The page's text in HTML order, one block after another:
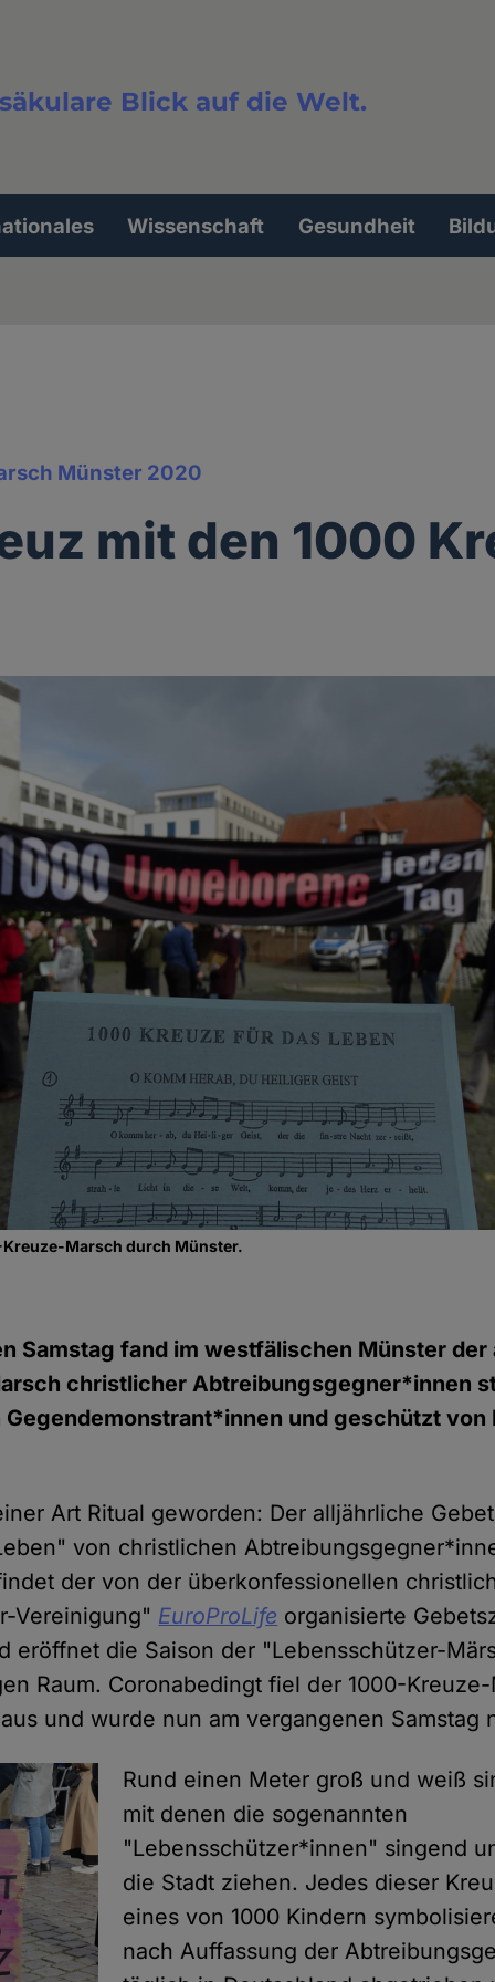
Blick auf die Welt.
Wissenschaft Gesundheit
Münster 2020
mit den 1000
Marsch durch Münster.
Samstag fand im westfälischen Münster der
christlicher Abtreibungsgegner*innen
und geschützt von
Art Ritual geworden: Der alljährliche
von christlichen
der von der überkonfessionellen
Vereinigung" EuroProLife organisierte
eröffnet die Saison der "Lebensschützer-
Raum. Coronabedingt fiel der 1000-
und wurde nun am vergangenen Samstag
Rund einen Meter groß und weiß
mit denen die sogenannten
"Lebensschützer*innen" singend
die Stadt ziehen. Jedes dieser
eines von 1000 Kindern
nach Auffassung der